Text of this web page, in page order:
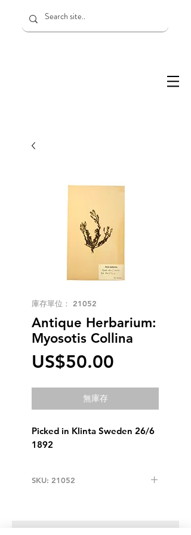
庫存單位： 21052
Antique Herbarium:
Myosotis Collina
US$50.00
格
無庫存
Picked in Klinta Sweden 26/6
1892
SKU: 21052